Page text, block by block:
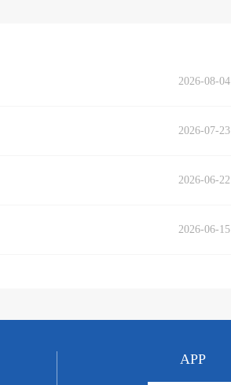
2026-08-04
2026-07-23
2026-06-22
2026-06-15
APP